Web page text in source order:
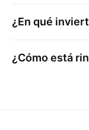
¿En qué
¿Cómo está